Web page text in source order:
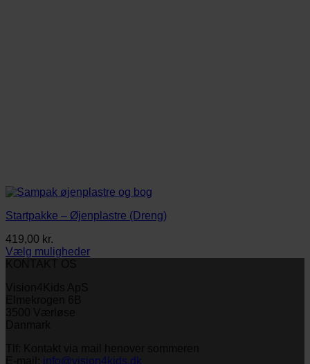
Startpakke – Øjenplastre (Dreng)
419,00 kr.
Vælg muligheder
info@vision4kids.dk